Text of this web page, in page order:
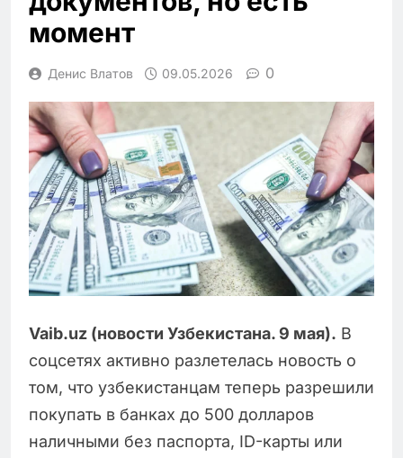
момент
Денис Влатов 09.05.2026 0
Vaib.uz (новости Узбекистана. 9 мая). В
соцсетях активно разлетелась новость о
том, что узбекистанцам теперь разрешили
покупать в банках до 500 долларов
наличными без паспорта, ID-карты или